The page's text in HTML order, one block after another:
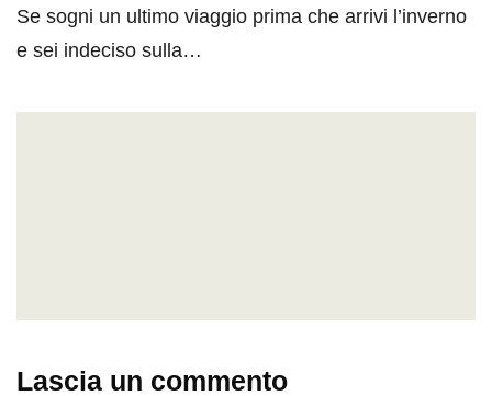
Se sogni un ultimo viaggio prima che arrivi l’inverno
e sei indeciso sulla…
Lascia un commento